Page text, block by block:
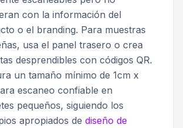
con la información del
o el branding. Para muestras
usa el panel trasero o crea
desprendibles con códigos QR.
un tamaño mínimo de 1cm x
escaneo confiable en
pequeños, siguiendo los
apropiados de diseño de